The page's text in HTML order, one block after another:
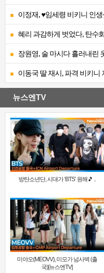
이정재, ♥임세령 비키니 인
혜리 과감하게 벗었다, 탄수
장원영, 술 마시다 흘러내린
이동국 딸 재시, 파격 비키
뉴스엔TV
방탄소년단, 시대가 ‘BTS’ 원해🎵 ..
미야오(MEOVV), 미모가 넘사벽 (출
국)[뉴스엔TV]